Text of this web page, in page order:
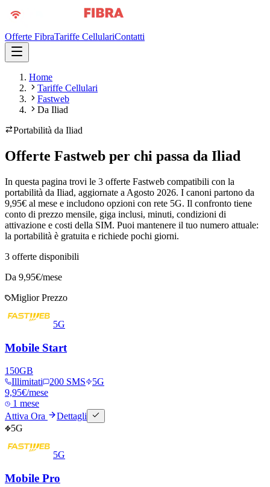
Offerte FibraTariffe CellulariContatti
Home
Tariffe Cellulari
Fastweb
Da Iliad
Portabilità da Iliad
Offerte Fastweb per chi passa da Iliad
In questa pagina trovi le 3 offerte Fastweb compatibili con la
portabilità da Iliad, aggiornate a Agosto 2026. I canoni partono da
9,95€ al mese e includono opzioni con rete 5G. Il confronto tiene
conto di prezzo mensile, giga inclusi, minuti, condizioni di
attivazione e costi della SIM. Puoi mantenere il tuo numero attuale:
la portabilità è gratuita e richiede pochi giorni.
3 offerte disponibili
Da 9,95€/mese
Miglior Prezzo
5G
Mobile Start
150GB
Illimitati
200 SMS
5G
9,95€/mese
1 mese
Attiva Ora
Dettagli
5G
5G
Mobile Pro